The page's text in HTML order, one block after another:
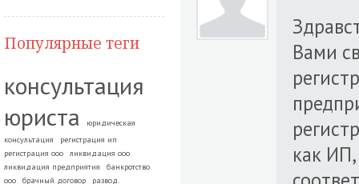
Популярные теги
консультация
юриста
юридическая
консультация
регистрация ип
регистрация ооо
ликвидация ооо
ликвидация предприятия
банкротство
ооо
брачный договор
развод.
Вами
как